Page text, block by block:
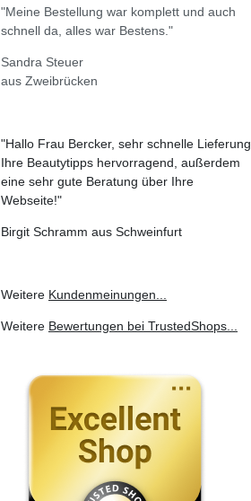
"Meine Bestellung war komplett und auch
schnell da, alles war Bestens."
Sandra Steuer
aus Zweibrücken
"Hallo Frau Bercker, sehr schnelle Lieferung,
Ihre Beautytipps hervorragend, außerdem
eine sehr gute Beratung über Ihre
Webseite!"
Birgit Schramm aus Schweinfurt
Weitere Kundenmeinungen
Weitere Bewertungen bei TrustedShops